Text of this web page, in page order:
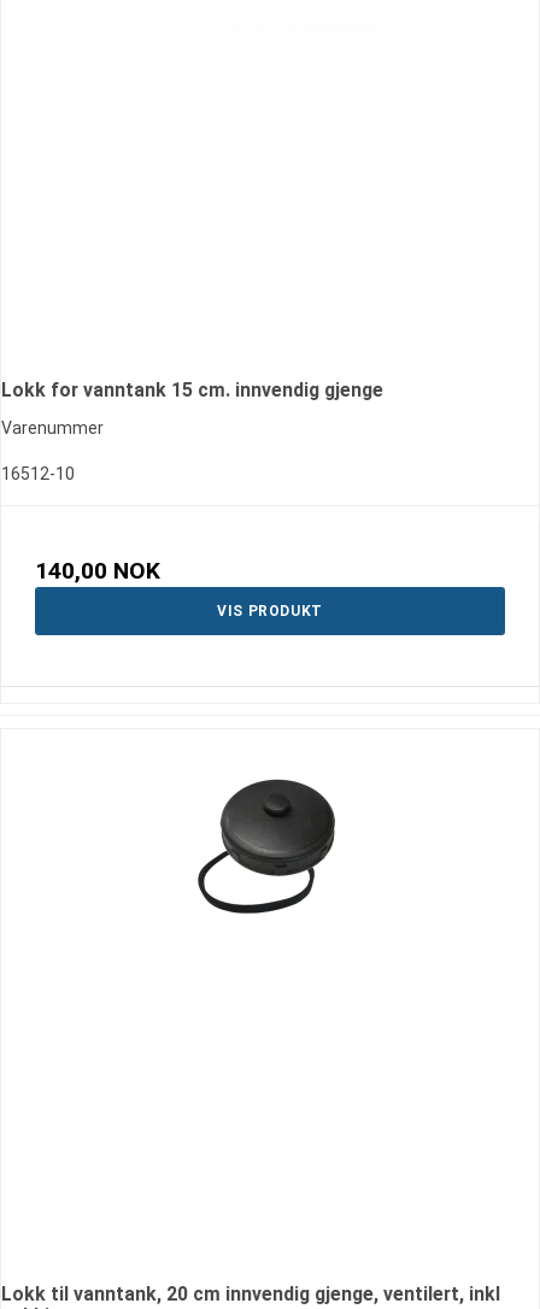
Lokk for vanntank 15 cm. innvendig gjenge
Varenummer
16512-10
140,00 NOK
VIS PRODUKT
Lokk til vanntank, 20 cm innvendig gjenge, ventilert, inkl